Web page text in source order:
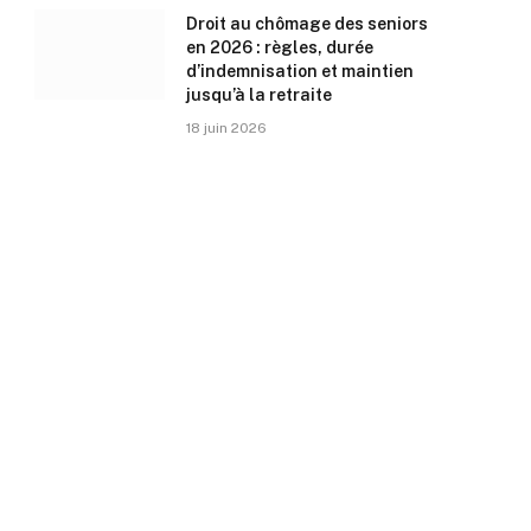
Droit au chômage des seniors
en 2026 : règles, durée
d’indemnisation et maintien
jusqu’à la retraite
18 juin 2026